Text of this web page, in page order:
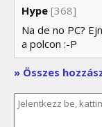
Hype [368]
Na de no PC?
a polcon :-P
» Összes